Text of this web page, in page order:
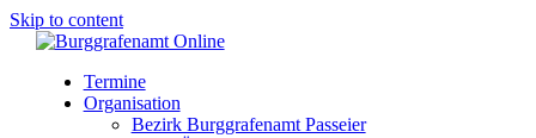
Skip to content
Termine
Organisation
Bezirk Burggrafenamt Passeier